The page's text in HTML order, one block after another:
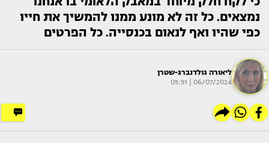
נמצאים. כל זה לא מונע ממנו להמשיך את חייו
כפי שהיו ואף לנאום בכנסייה. כל הפרטים
ליאורה גולדנברג-שטרן
06/07/2024 | 05:51